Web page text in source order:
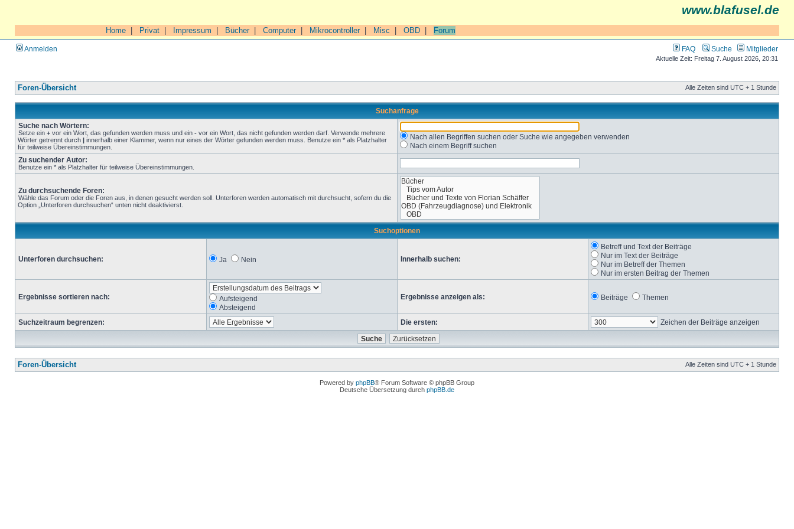
www.blafusel.de
Home Privat Impressum Bücher| Computer| Mikrocontroller| Misc OBD Forum
Anmelden FAQ Suche Mitglieder
Aktuelle Zeit: Freitag 7. August 2026, 20:31
Foren-Übersicht Alle Zeiten sind UTC + 1 Stunde
Suchanfrage
Suche nach Wörtern:
Setze ein + vor ein Wort, das gefunden werden muss und ein - vor ein Wort, das nicht gefunden werden darf. Verwende mehrere
Wörter getrennt durch | innerhalb einer Klammer, wenn nur eines der Wörter gefunden werden muss. Benutze ein * als Platzhalter
für teilweise Übereinstimmungen.
Nach allen Begriffen suchen oder Suche wie angegeben verwenden
Nach einem Begriff suchen
Zu suchender Autor:
Benutze ein * als Platzhalter für teilweise Übereinstimmungen.
Zu durchsuchende Foren:
Wähle das Forum oder die Foren aus, in denen gesucht werden soll. Unterforen werden automatisch mit durchsucht, sofern du die
Option „Unterforen durchsuchen“ unten nicht deaktivierst.
Suchoptionen
Unterforen durchsuchen: Ja Nein Innerhalb suchen:
Betreff und Text der Beiträge
Nur im Text der Beiträge
Nur im Betreff der Themen
Nur im ersten Beitrag der Themen
Ergebnisse sortieren nach:
Aufsteigend
Absteigend
Ergebnisse anzeigen als: Beiträge Themen
Suchzeitraum begrenzen: Die ersten: Zeichen der Beiträge anzeigen
Foren-Übersicht Alle Zeiten sind UTC + 1 Stunde
Powered by phpBB® Forum Software © phpBB Group
Deutsche Übersetzung durch phpBB.de